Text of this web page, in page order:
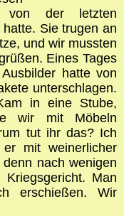
von der letzten
Sie trugen an
und wir mussten
Eines Tages
hatte von
unterschlagen.
in eine Stube,
wir mit Möbeln
tut ihr das? Ich
mit weinerlicher
nach wenigen
Man
erschießen. Wir